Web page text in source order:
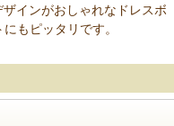
インがおしゃれなドレスボ
もピッタリです。